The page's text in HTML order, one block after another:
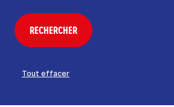
RECHERCHER
Tout effacer